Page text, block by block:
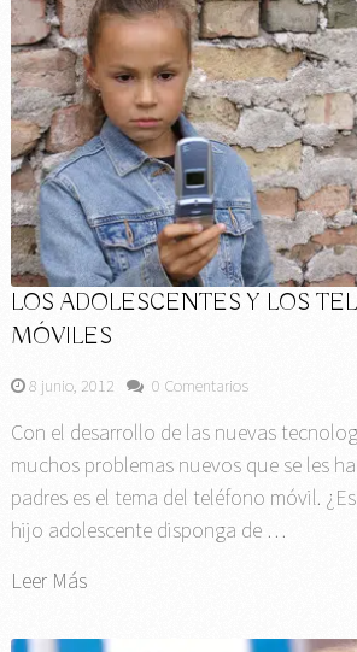
LOS ADOLESCENTES Y LOS
MÓVILES
8 junio, 2012 0 Comentarios
Con el desarrollo de las nuevas
muchos problemas nuevos que se les
padres es el tema del teléfono móvil.
hijo adolescente disponga de …
Leer Más